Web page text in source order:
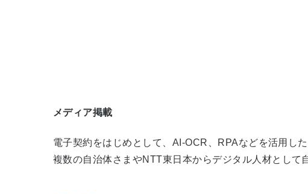
メディア掲載
電子契約をはじめとして、AI-OCR、RPAなどを活用し
複数の自治体さまやNTT東日本からデジタル人材として